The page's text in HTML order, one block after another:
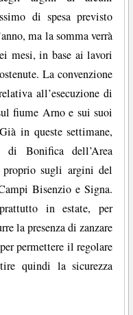
di spesa previsto
ma la somma verrà
mesi, in base ai lavori
La convenzione
all’esecuzione di
fiume Arno e sui suoi
in queste settimane,
Bonifica dell’Area
sugli argini del
Bisenzio e Signa.
in estate, per
la presenza di zanzare
permettere il regolare
quindi la sicurezza